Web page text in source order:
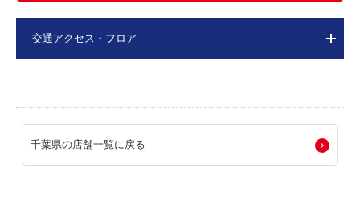
交通アクセス・フロア
千葉県の店舗一覧に戻る